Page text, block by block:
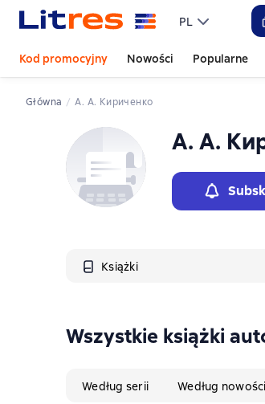
PL
Kod promocyjny Nowości Popularne
Główna А. А. Кириченко
А. А.
Książki
Wszystkie książki
Według serii Według nowości